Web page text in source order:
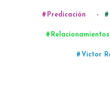
Predicación -
Relacionamientos
Víctor